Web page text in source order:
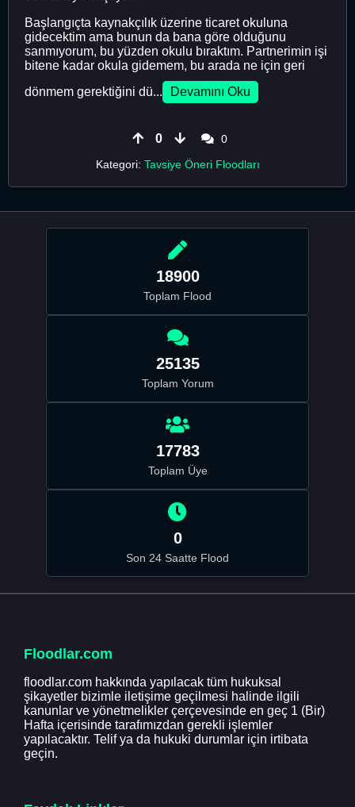
Başlangıçta kaynakçılık üzerine ticaret okuluna
gidecektim ama bunun da bana göre olduğunu
sanmıyorum, bu yüzden okulu bıraktım. Partnerimin işi
bitene kadar okula gidemem, bu arada ne için geri
dönmem gerektiğini dü...
Devamını Oku
0
0
Kategori: Tavsiye Öneri Floodları
18900
Toplam Flood
25135
Toplam Yorum
17783
Toplam Üye
0
Son 24 Saatte Flood
Floodlar.com
floodlar.com hakkında yapılacak tüm hukuksal
şikayetler bizimle iletişime geçilmesi halinde ilgili
kanunlar ve yönetmelikler çerçevesinde en geç 1 (Bir)
Hafta içerisinde tarafımızdan gerekli işlemler
yapılacaktır. Telif ya da hukuki durumlar için irtibata
geçin.